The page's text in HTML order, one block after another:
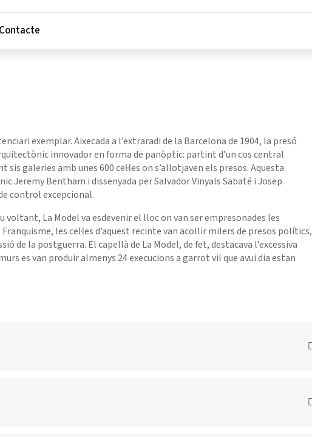
Contacte
exemplar. Aixecada a l’extraradi de la Barcelona de 1904, la presó
innovador en forma de panòptic: partint d’un cos central
galeries amb unes 600 cel·les on s’allotjaven els presos. Aquesta
Bentham i dissenyada per Salvador Vinyals Sabaté i Josep
control excepcional.
voltant, La Model va esdevenir el lloc on van ser empresonades les
les cel·les d’aquest recinte van acollir milers de presos polítics,
de la postguerra. El capellà de La Model, de fet, destacava l’excessiva
es van produir almenys 24 execucions a garrot vil que avui dia estan